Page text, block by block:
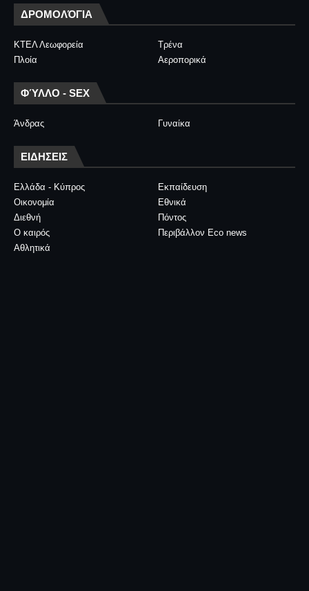
ΔΡΟΜΟΛΌΓΙΑ
ΚΤΕΛ Λεωφορεία
Τρένα
Πλοία
Αεροπορικά
ΦΎΛΛΟ - SEX
Άνδρας Γυναίκα
ΕΙΔΗΣΕΙΣ
Ελλάδα - Κύπρος
Εκπαίδευση
Οικονομία
Εθνικά
Διεθνή
Πόντος
Ο καιρός
Περιβάλλον Eco news
Αθλητικά